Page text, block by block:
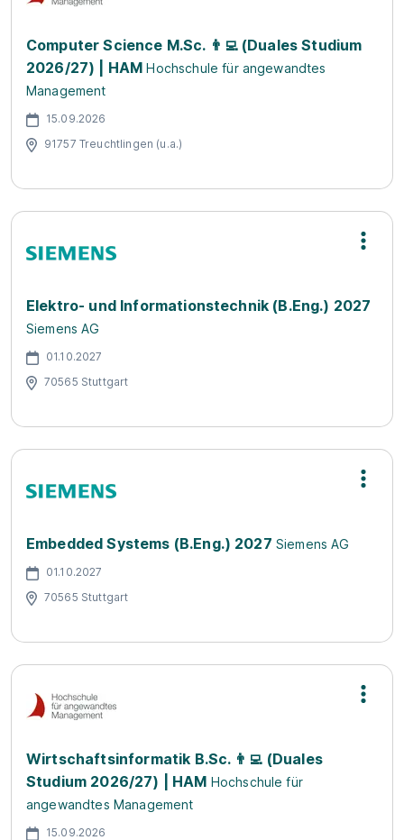
Computer Science M.Sc. 👨‍💻 (Duales Studium
2026/27) | HAM Hochschule für angewandtes
Management
15.09.2026
91757 Treuchtlingen (u.a.)
Elektro- und Informationstechnik (B.Eng.) 2027
Siemens AG
01.10.2027
70565 Stuttgart
Embedded Systems (B.Eng.) 2027 Siemens AG
01.10.2027
70565 Stuttgart
Wirtschaftsinformatik B.Sc. 👨‍💻 (Duales
Studium 2026/27) | HAM Hochschule für
angewandtes Management
15.09.2026